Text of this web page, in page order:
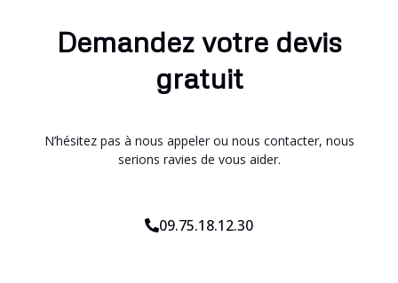
Demandez votre devis
gratuit
N’hésitez pas à nous appeler ou nous contacter, nous
serions ravies de vous aider.
09.75.18.12.30